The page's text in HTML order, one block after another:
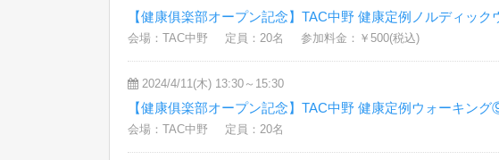
【健康俱楽部オープン記念】TAC中野 健康定例ノルディッ
会場：TAC中野 定員：20名 参加料金：￥500(税込)
2024/4/11(木) 13:30～15:30
【健康俱楽部オープン記念】TAC中野 健康定例ウォーキン
会場：TAC中野 定員：20名